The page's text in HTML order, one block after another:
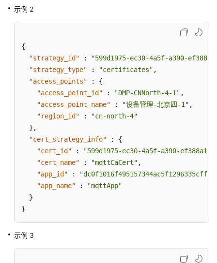
示例 2
{
"strategy_id"
:
"599d1975-ec30-4a5f-a390-
"strategy_type"
: "certificates" ,
"access_points"
:
{
"access_point_id"
: "DMP-CNNorth-4-1" ,
"access_point_name"
: "设备管理-北京四-1" ,
"region_id"
:
"cn-north-4"
} ,
"cert_strategy_info"
:
{
"cert_id"
:
"599d1975-ec30-4a5f-a390-
"cert_name"
: "mqttCaCert" ,
"app_id"
:
"app_name"
:
"mqttApp"
}
}
示例 3